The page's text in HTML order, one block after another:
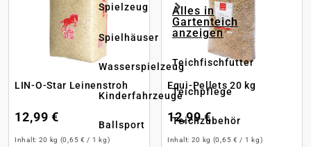
Spielzeug
Spielhäuser
Wasserspielzeug
Kinderfahrzeuge
Ballsport
Alles in
Gartenteich
anzeigen
Teichfischfutter
Teichpflege
Teichzubehör
LIN-O-Star Leinenstroh
12,99 €
Inhalt: 20 kg (0,65 € / 1 kg)
Equi-Pellets 20 kg
12,99 €
Inhalt: 20 kg (0,65 € / 1 kg)